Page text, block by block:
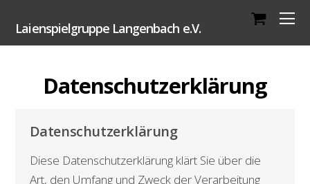
Laienspielgruppe Langenbach e.V.
Datenschutzerklärung
Datenschutzerklärung
Diese Datenschutzerklärung klärt Sie über die
Art, den Umfang und Zweck der Verarbeitung